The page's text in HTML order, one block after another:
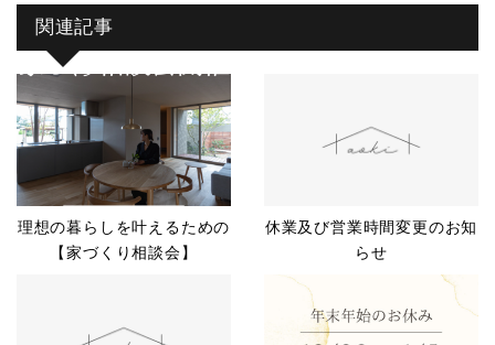
関連記事
理想の暮らしを叶えるための
【家づくり相談会】
休業及び営業時間変更のお知
らせ